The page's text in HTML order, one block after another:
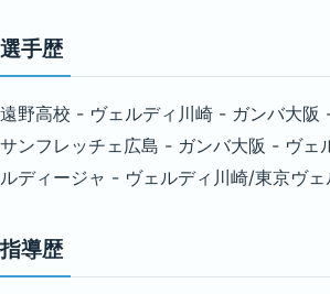
選手歴
遠野高校 - ヴェルディ川崎 - ガンバ大阪
サンフレッチェ広島 - ガンバ大阪 - ヴェ
ルディージャ - ヴェルディ川崎/東京ヴ
指導歴